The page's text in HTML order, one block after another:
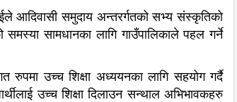
आदिवासी समुदाय अन्तरर्गतको सभ्य संस्कृतिको
सामधानका लागि गाउँपालिकाले पहल गर्ने
रुपमा उच्च शिक्षा अध्ययनका लागि सहयोग गर्दै
उच्च शिक्षा दिलाउन सन्थाल अभिभावकहरु